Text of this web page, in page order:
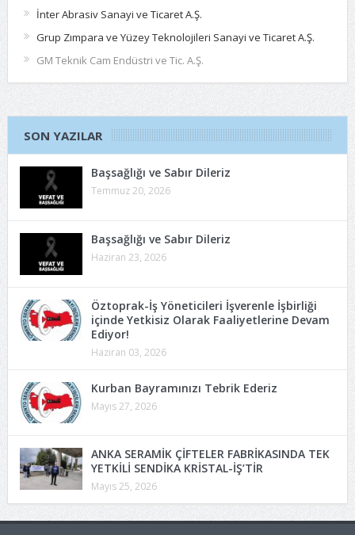
İnter Abrasiv Sanayi ve Ticaret A.Ş.
Grup Zımpara ve Yüzey Teknolojileri Sanayi ve Ticaret A.Ş.
GM Teknik Cam Endüstri ve Tic. A.Ş.
SON YAZILAR
Başsağlığı ve Sabır Dileriz
Temmuz 20, 2026
Başsağlığı ve Sabır Dileriz
Haziran 23, 2026
Öztoprak-İş Yöneticileri İşverenle İşbirliği
içinde Yetkisiz Olarak Faaliyetlerine Devam
Ediyor!
Haziran 03, 2026
Kurban Bayramınızı Tebrik Ederiz
Mayıs 27, 2026
ANKA SERAMİK ÇİFTELER FABRİKASINDA TEK
YETKİLİ SENDİKA KRİSTAL-İŞ’TİR
Mayıs 25, 2026